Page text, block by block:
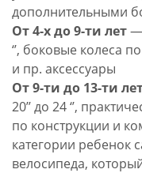
дополнительными
От 4-х до 9-ти лет—
‘’, боковые колеса
и пр. аксессуары
От 9-ти до 13-ти
20’’ до 24 ‘’,
по конструкции и
категории ребенок
велосипеда,